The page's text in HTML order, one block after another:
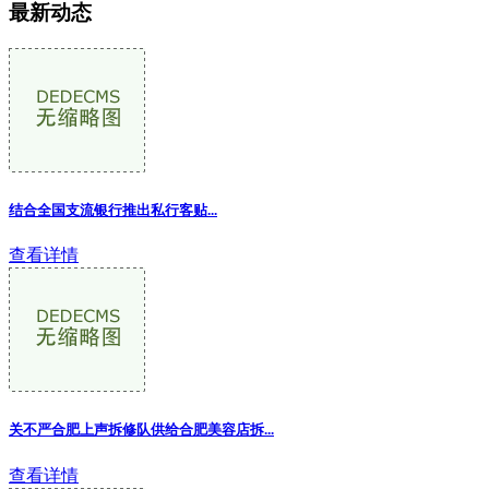
最新动态
结合全国支流银行推出私行客贴...
查看详情
关不严合肥上声拆修队供给合肥美容店拆...
查看详情